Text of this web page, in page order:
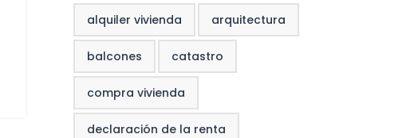
alquiler vivienda arquitectura
balcones catastro
compra vivienda
declaración de la renta